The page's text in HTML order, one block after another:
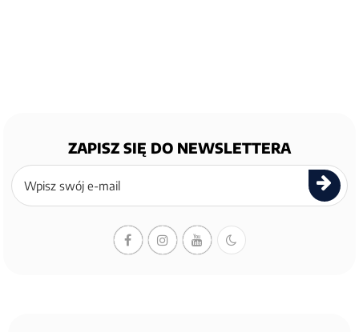
ZAPISZ SIĘ DO NEWSLETTERA
Zapisz
się
newslettera